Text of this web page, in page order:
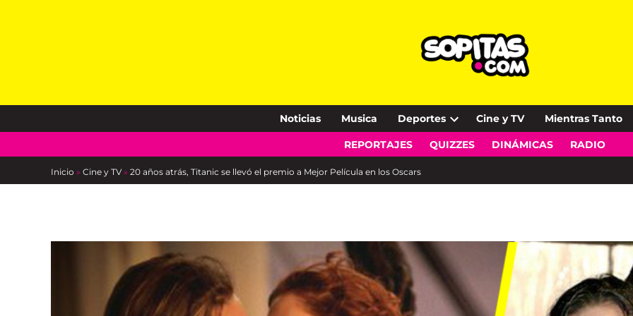
Noticias Musica Deportes
Open
dropdown
Cine y TV Mientras Tanto
REPORTAJES QUIZZES DINÁMICAS RADIO
Inicio » Cine y TV » 20 años atrás, Titanic se llevó el premio a Mejor Película en los Oscars